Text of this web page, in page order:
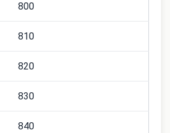
800
810
820
830
840